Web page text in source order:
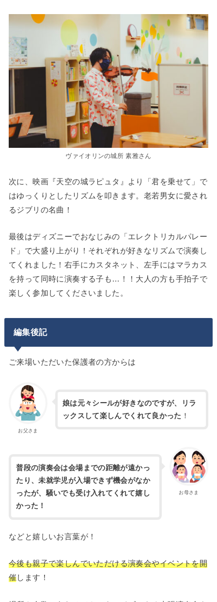
ヴァイオリンの城所 素雅さん
次に、映画『天空の城ラピュタ』より「君を乗せて」で
はゆっくりとしたリズムを叩きます。老若男女に愛され
るジブリの名曲！
最後はディズニーでおなじみの「エレクトリカルパレー
ド」で大盛り上がり！それぞれが好きなリズムで演奏し
てくれました！右手にカスタネット、左手にはマラカス
を持って同時に演奏する子も…！！大人の方も手拍子で
楽しく参加してくださいました。
編集後記
ご来場いただいた保護者の方からは
お父さま
娘は元々シールが好きなのですが、リラ
ックスして楽しんでくれて良かった ！
お母さま
普段の演奏会は会場までの距離が遠かっ
たり、未就学児が入場できず機会がなか
ったが、騒いでも受け入れてくれて嬉し
かった！
などと嬉しいお言葉が！
今後も親子で楽しんでいただける演奏会やイベントを開
催します！